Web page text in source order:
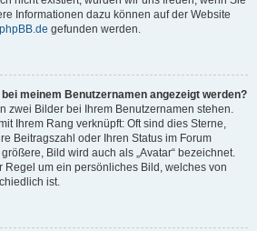
Informationen dazu können auf der Website
phpBB.de gefunden werden.
meinem Benutzernamen angezeigt werden?
zwei Bilder bei Ihrem Benutzernamen stehen.
Ihrem Rang verknüpft: Oft sind dies Sterne,
Beitragszahl oder Ihren Status im Forum
Bild wird auch als „Avatar“ bezeichnet.
Regel um ein persönliches Bild, welches von
ist.